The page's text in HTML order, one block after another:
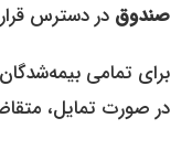
صندوق در دسترس
برای تمامی
در صورت تمایل،